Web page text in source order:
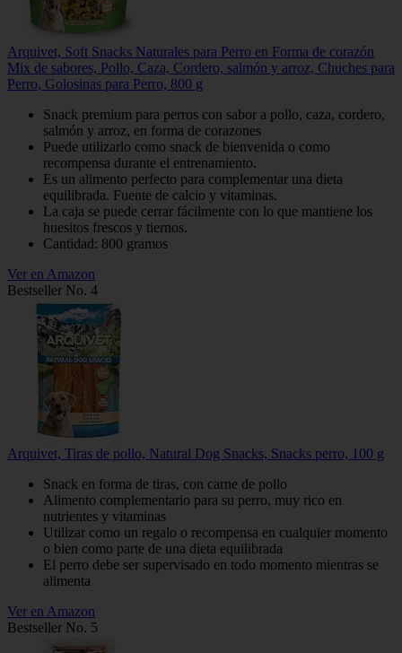
Arquivet, Soft Snacks Naturales para Perro en Forma de corazón
Mix de sabores, Pollo, Caza, Cordero, salmón y arroz, Chuches para
Perro, Golosinas para Perro, 800 g
Snack premium para perros con sabor a pollo, caza, cordero,
salmón y arroz, en forma de corazones
Puede utilizarlo como snack de bienvenida o como
recompensa durante el entrenamiento.
Es un alimento perfecto para complementar una dieta
equilibrada. Fuente de calcio y vitaminas.
La caja se puede cerrar fácilmente con lo que mantiene los
huesitos frescos y tiernos.
Cantidad: 800 gramos
Ver en Amazon
Bestseller No. 4
Arquivet, Tiras de pollo, Natural Dog Snacks, Snacks perro, 100 g
Snack en forma de tiras, con carne de pollo
Alimento complementario para su perro, muy rico en
nutrientes y vitaminas
Utilizar como un regalo o recompensa en cualquier momento
o bien como parte de una dieta equilibrada
El perro debe ser supervisado en todo momento mientras se
alimenta
Ver en Amazon
Bestseller No. 5